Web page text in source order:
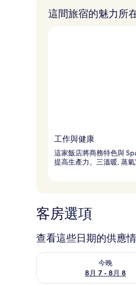
這間旅宿的魅力所
工作與健康
這家飯店將商務特色與
提高生產力。三溫暖, 蒸
客房選項
查看這些日期的供應
今晚
8月 7 - 8月 8
查看今晚 (8月 7 - 8月 8) 的